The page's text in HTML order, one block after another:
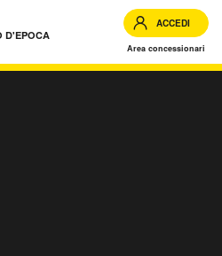
D'EPOCA
ACCEDI
Area concessionari